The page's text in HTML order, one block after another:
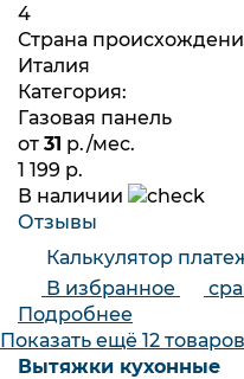
4
Страна
Италия
Категория:
Газовая панель
от 31 р./мес.
1 199 р.
В наличии
Отзывы
Калькулятор
В избранное
Подробнее
Показать ещё 12 товаров
Вытяжки кухонные